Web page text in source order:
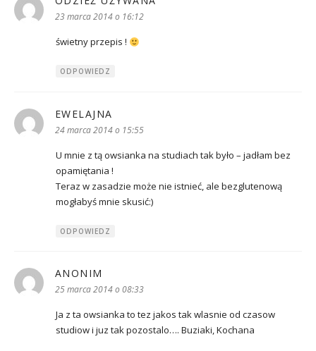
23 marca 2014 o 16:12
świetny przepis !
ODPOWIEDZ
EWELAJNA
24 marca 2014 o 15:55
U mnie z tą owsianka na studiach tak było – jadłam bez
opamiętania !
Teraz w zasadzie może nie istnieć, ale bezglutenową
mogłabyś mnie skusić:)
ODPOWIEDZ
ANONIM
25 marca 2014 o 08:33
Ja z ta owsianka to tez jakos tak wlasnie od czasow
studiow i juz tak pozostalo…. Buziaki, Kochana